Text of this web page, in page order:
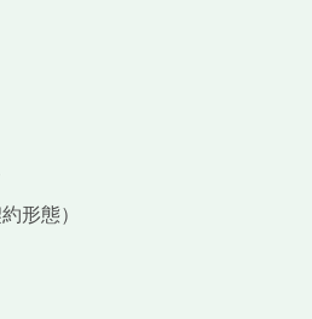
形態）